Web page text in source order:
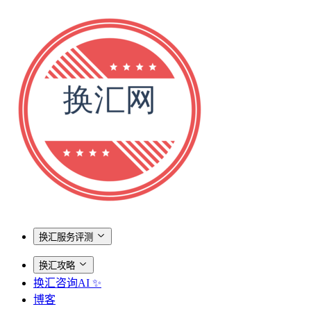
换汇服务评测
换汇攻略
换汇咨询AI ✨
博客